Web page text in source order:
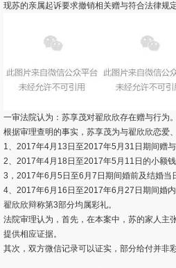
现苏的亲属起诉要求撤销相关赠与符合法律规
一审法院认为：苏享茂对翟欣欣存在赠与行为
根据审理查明的事实，苏享茂为与翟欣欣恋
1、2017年4月13日至2017年5月31日期间赠
2、2017年4月18日至2017年5月11日的小额
3，2017年6月5日至6月7日期间婚前及结婚当
4、2017年6月16日至2017年6月27日期间婚
翟欣欣辩称第3部分均属彩礼。
法院审理认为，首先，在本案中，苏的家人主
提供相应证据。
其次，双方微信记录可以证实，部分给付并非